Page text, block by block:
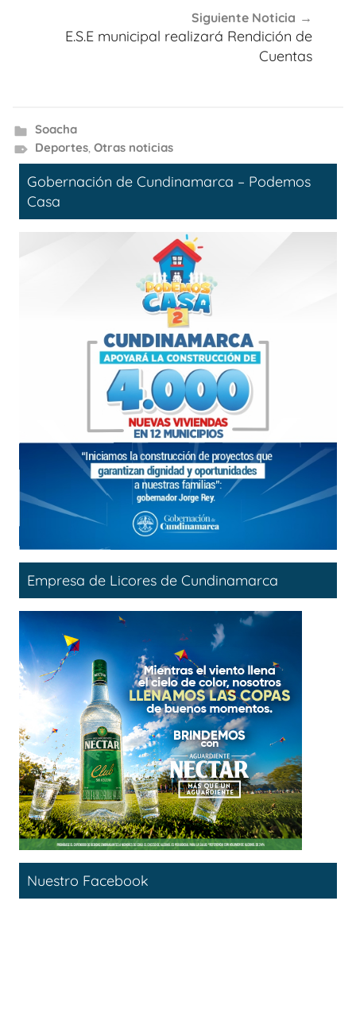
Siguiente Noticia
E.S.E municipal realizará Rendición de
Cuentas
Soacha
Deportes, Otras noticias
Gobernación de Cundinamarca – Podemos
Casa
Empresa de Licores de Cundinamarca
Nuestro Facebook